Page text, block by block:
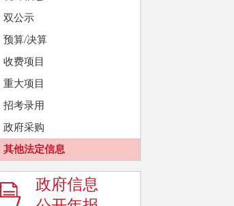
双公示
预算/决算
收费项目
重大项目
招考录用
政府采购
其他法定信息
政府信息